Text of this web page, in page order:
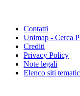
Contatti
Unimap - Cerca
Crediti
Privacy Policy
Note legali
Elenco siti